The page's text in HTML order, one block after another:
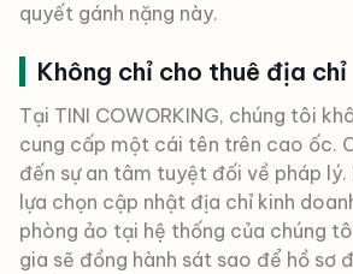
quyết gánh nặng này.
Không chỉ cho thuê địa chỉ
Tại TINI COWORKING, chúng tôi
cung cấp một cái tên trên cao ốc.
đến sự an tâm tuyệt đối về pháp lý.
lựa chọn cập nhật địa chỉ kinh
phòng ảo tại hệ thống của chúng
gia sẽ đồng hành sát sao để hồ sơ